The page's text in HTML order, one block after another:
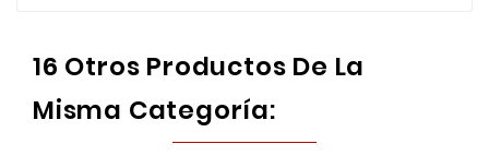
16 Otros Productos De La
Misma Categoría: